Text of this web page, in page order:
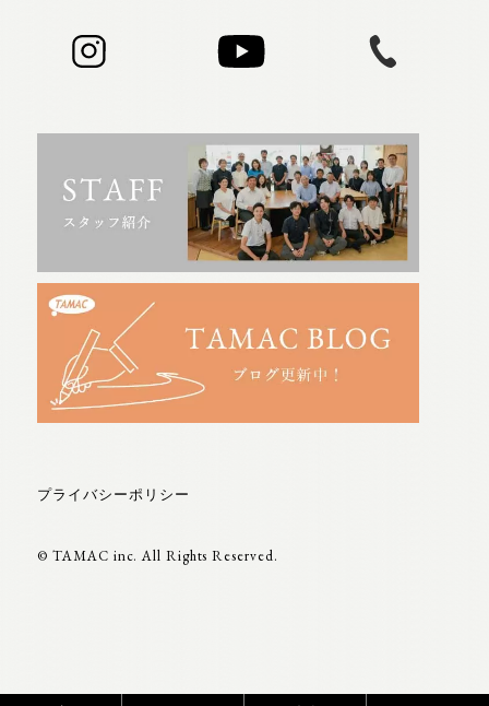
プライバシーポリシー
© TAMAC inc. All Rights Reserved.